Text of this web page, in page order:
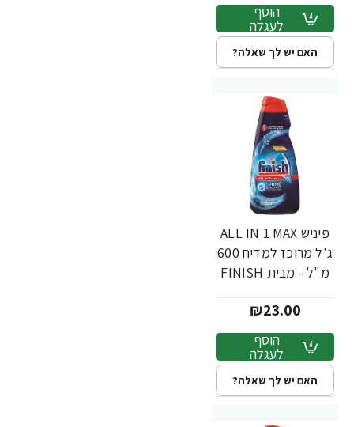
הוסף
לעגלה
האם יש לך שאלה?
פיניש ALL IN 1 MAX
ג'ל מרוכז למדיח 600
מ"ל - מבית FINISH
₪23.00
הוסף
לעגלה
האם יש לך שאלה?